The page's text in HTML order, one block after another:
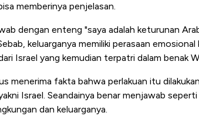
memberinya penjelasan.
dengan enteng "saya adalah keturunan
keluarganya memiliki perasaan
Israel yang kemudian terpatri dalam benak
menerima fakta bahwa perlakuan itu
Israel. Seandainya benar menjawab
dan keluarganya.